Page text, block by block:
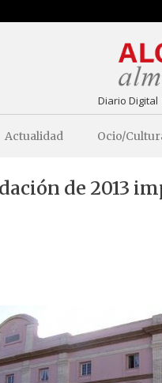
Diario Digital
Actualidad Ocio/
de 2013